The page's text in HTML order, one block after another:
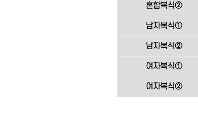
혼합복식②
남자복식①
남자복식②
여자복식①
여자복식②